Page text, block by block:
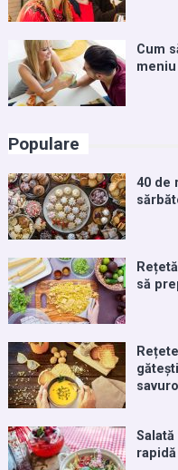
Cum
Populare
40 de
să